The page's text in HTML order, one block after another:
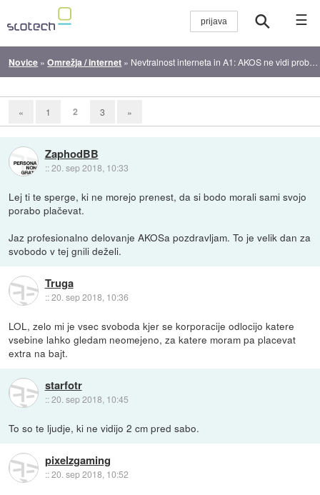
☰
Novice »Omrežja / internet » Nevtralnost interneta in A1: AKOS ne vidi problema
« 1 2 3 »
ZaphodBB
::20. sep 2018, 10:33
Lej ti te sperge, ki ne morejo prenest, da si bodo morali sami svojo
porabo plačevat.
Jaz profesionalno delovanje AKOSa pozdravljam. To je velik dan za
svobodo v tej gnili deželi.
Truga
::20. sep 2018, 10:36
LOL, zelo mi je vsec svoboda kjer se korporacije odlocijo katere
vsebine lahko gledam neomejeno, za katere moram pa placevat
extra na bajt.
starfotr
::20. sep 2018, 10:45
To so te ljudje, ki ne vidijo 2 cm pred sabo.
pixelzgaming
::20. sep 2018, 10:52